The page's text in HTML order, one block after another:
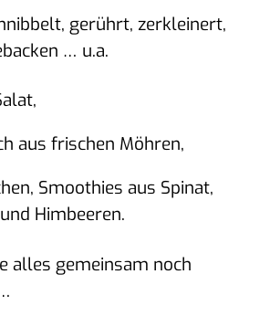
gerührt, zerkleinert,
… u.a.
aus frischen Möhren,
Smoothies aus Spinat,
Himbeeren.
alles gemeinsam noch